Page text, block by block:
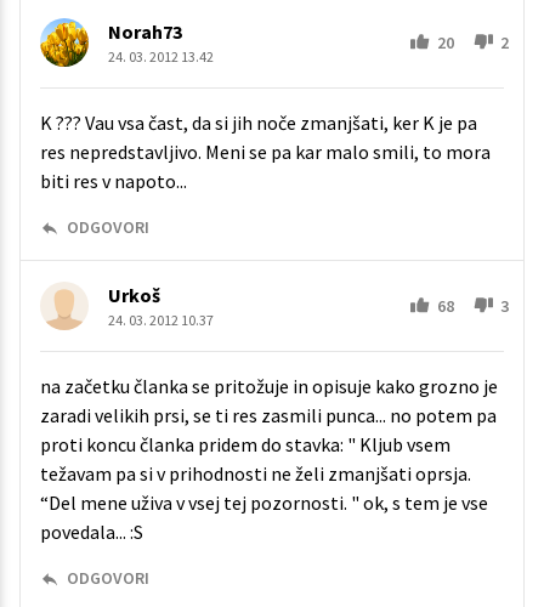
Norah73
24. 03. 2012 13.42
20 2
K ??? Vau vsa čast, da si jih noče zmanjšati, ker K je pa
res nepredstavljivo. Meni se pa kar malo smili, to mora
biti res v napoto...
ODGOVORI
Urkoš
24. 03. 2012 10.37
68 3
na začetku članka se pritožuje in opisuje kako grozno je
zaradi velikih prsi, se ti res zasmili punca... no potem pa
proti koncu članka pridem do stavka: " Kljub vsem
težavam pa si v prihodnosti ne želi zmanjšati oprsja.
“Del mene uživa v vsej tej pozornosti. " ok, s tem je vse
povedala... :S
ODGOVORI